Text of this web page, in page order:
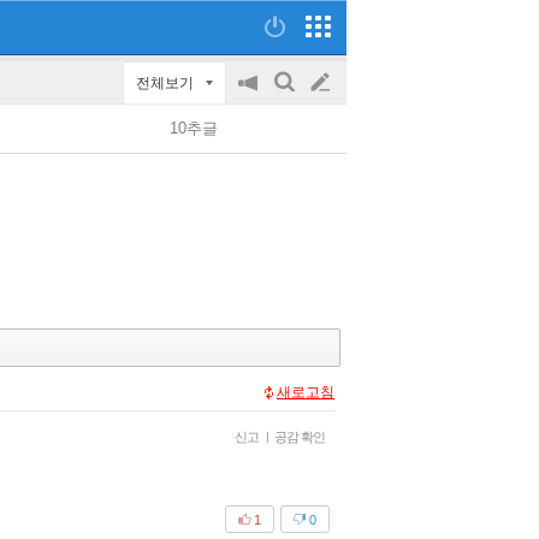
전체보기
공
on/off
검
글
쓰
10추글
새로고침
신고 | 공감 확인
0
1